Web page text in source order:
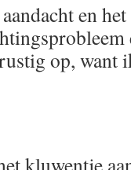
en
op, want
kluwentje